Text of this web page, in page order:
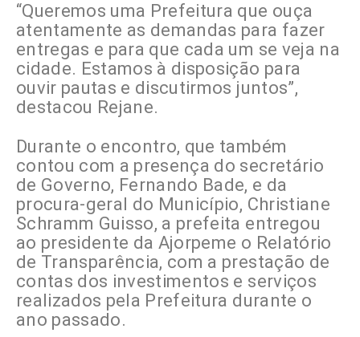
“Queremos uma Prefeitura que ouça
atentamente as demandas para fazer
entregas e para que cada um se veja na
cidade. Estamos à disposição para
ouvir pautas e discutirmos juntos”,
destacou Rejane.
Durante o encontro, que também
contou com a presença do secretário
de Governo, Fernando Bade, e da
procura-geral do Município, Christiane
Schramm Guisso, a prefeita entregou
ao presidente da Ajorpeme o Relatório
de Transparência, com a prestação de
contas dos investimentos e serviços
realizados pela Prefeitura durante o
ano passado.